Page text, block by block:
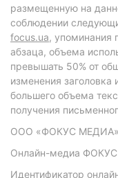
размещенную на
соблюдении
focus.ua, упоминания
абзаца, объема
превышать 50% от
изменения
большего объема
получения
ООО «ФОКУС МЕДИА»
Онлайн-медиа ФОКУС
Идентификатор